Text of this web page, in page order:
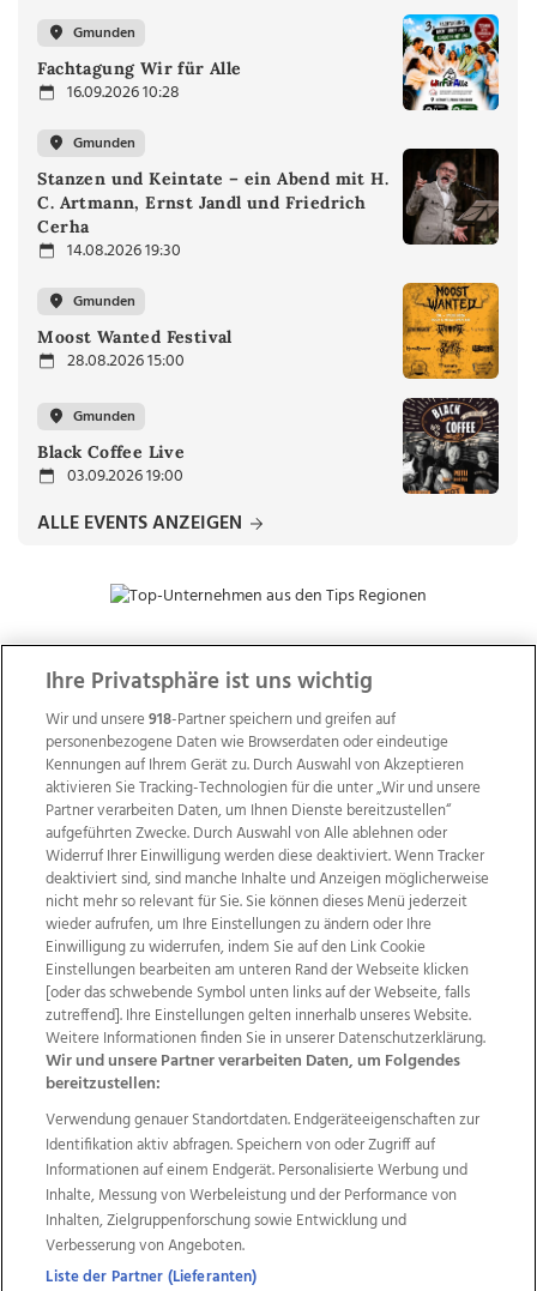
Gmunden
Fachtagung Wir für Alle
16.09.2026 10:28
Gmunden
Stanzen und Keintate – ein Abend mit H.
C. Artmann, Ernst Jandl und Friedrich
Cerha
14.08.2026 19:30
Gmunden
Moost Wanted Festival
28.08.2026 15:00
Gmunden
Black Coffee Live
03.09.2026 19:00
ALLE EVENTS ANZEIGEN
ZUR NACHRICHTENÜBERSICHT
Wir über uns Mediadaten Kontakt
Jobs
Datenschutz
Impressum
AGB Anzeigekunden
AGB Website
Ehrenkodex Politische Werbung
Weitere Angebote des Medienhauses Wimmer
TV1 di-mog-i.at OÖNow
Ischler Woche
Life Radio
OÖNachrichten
OÖN Immobilien
OÖN Karriere
OÖN Reise
Regionaljobs
wasistlos.at
Ihre Privatsphäre ist uns wichtig
Wir und unsere918-Partner speichern und greifen auf
personenbezogene Daten wie Browserdaten oder eindeutige
Kennungen auf Ihrem Gerät zu. Durch Auswahl von Akzeptieren
aktivieren Sie Tracking-Technologien für die unter „Wir und unsere
Partner verarbeiten Daten, um Ihnen Dienste bereitzustellen“
aufgeführten Zwecke. Durch Auswahl von Alle ablehnen oder
Widerruf Ihrer Einwilligung werden diese deaktiviert. Wenn Tracker
deaktiviert sind, sind manche Inhalte und Anzeigen möglicherweise
nicht mehr so relevant für Sie. Sie können dieses Menü jederzeit
wieder aufrufen, um Ihre Einstellungen zu ändern oder Ihre
Einwilligung zu widerrufen, indem Sie auf den Link Cookie
Einstellungen bearbeiten am unteren Rand der Webseite klicken
[oder das schwebende Symbol unten links auf der Webseite, falls
zutreffend]. Ihre Einstellungen gelten innerhalb unseres Website.
Weitere Informationen finden Sie in unserer Datenschutzerklärung.
Wir und unsere Partner verarbeiten Daten, um Folgendes
bereitzustellen:
Verwendung genauer Standortdaten. Endgeräteeigenschaften zur
Identifikation aktiv abfragen. Speichern von oder Zugriff auf
Informationen auf einem Endgerät. Personalisierte Werbung und
Inhalte, Messung von Werbeleistung und der Performance von
Inhalten, Zielgruppenforschung sowie Entwicklung und
Verbesserung von Angeboten.
Liste der Partner (Lieferanten)